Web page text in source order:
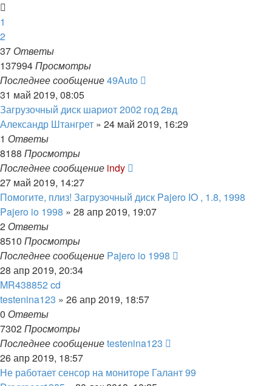
1
2
37 Ответы
137994Просмотры
Последнее сообщение49Auto
31 май 2019, 08:05
Загрузочный диск шариот 2002 год 2вд
Александр Штангрет » 24 май 2019, 16:29
1 Ответы
8188 Просмотры
Последнее сообщение indy
27 май 2019, 14:27
Помогите, плиз! Загрузочный диск Pajero IO , 1.8, 1998
Pajero io 1998 » 28 апр 2019, 19:07
2 Ответы
8510 Просмотры
Последнее сообщение Pajero io 1998
28 апр 2019, 20:34
MR438852 cd
testenina123 » 26 апр 2019, 18:57
0 Ответы
7302Просмотры
Последнее сообщениеtestenina123
26 апр 2019, 18:57
Не работает сенсор на мониторе Галант 99